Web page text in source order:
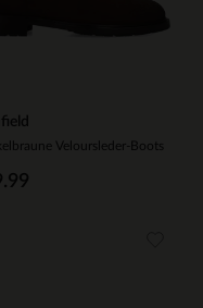
Veloursleder-Boots